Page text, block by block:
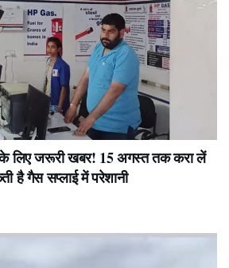
लिए जरूरी खबर! 15 अगस्त तक करा लें
है गैस सप्लाई में परेशानी